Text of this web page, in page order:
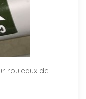
rouleaux de